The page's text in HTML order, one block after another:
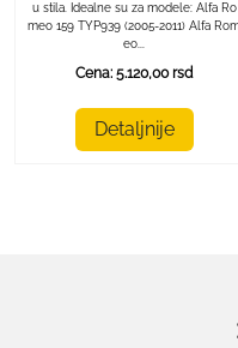
u stila. Idealne su za modele: Alfa Ro
meo 159 TYP939 (2005-2011) Alfa
eo...
Cena: 5.120,00 rsd
Detaljnije